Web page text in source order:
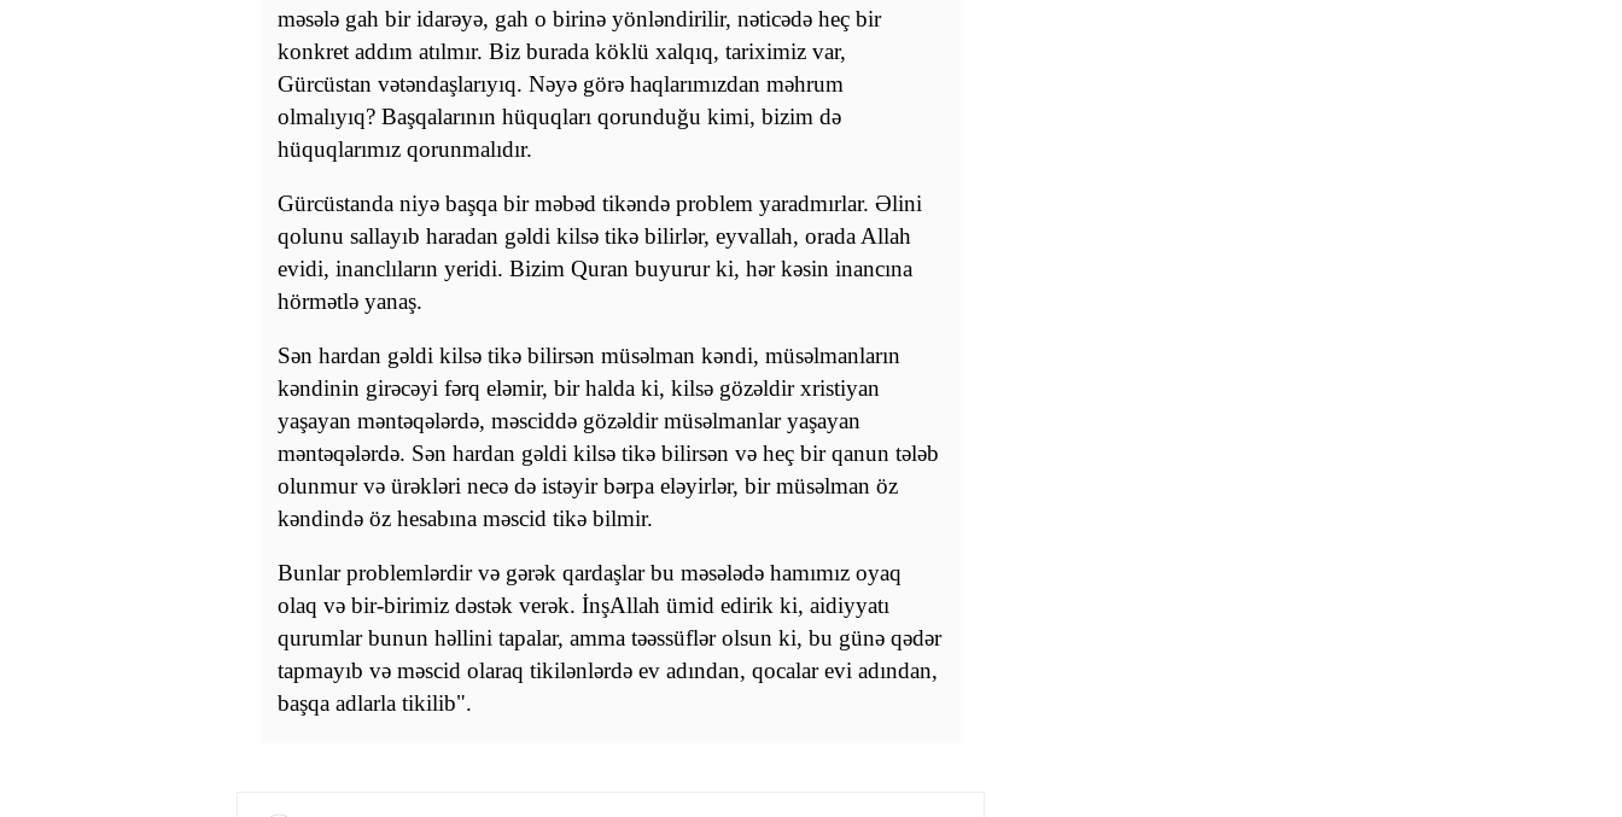
məsələ gah bir idarəyə, gah o birinə yönləndirilir, nəticədə heç bir
konkret addım atılmır. Biz burada köklü xalqıq, tariximiz var,
Gürcüstan vətəndaşlarıyıq. Nəyə görə haqlarımızdan məhrum
olmalıyıq? Başqalarının hüquqları qorunduğu kimi, bizim də
hüquqlarımız qorunmalıdır.
Gürcüstanda niyə başqa bir məbəd tikəndə problem yaradmırlar. Əlini
qolunu sallayıb haradan gəldi kilsə tikə bilirlər, eyvallah, orada Allah
evidi, inanclıların yeridi. Bizim Quran buyurur ki, hər kəsin inancına
hörmətlə yanaş.
Sən hardan gəldi kilsə tikə bilirsən müsəlman kəndi, müsəlmanların
kəndinin girəcəyi fərq eləmir, bir halda ki, kilsə gözəldir xristiyan
yaşayan məntəqələrdə, məsciddə gözəldir müsəlmanlar yaşayan
məntəqələrdə. Sən hardan gəldi kilsə tikə bilirsən və heç bir qanun tələb
olunmur və ürəkləri necə də istəyir bərpa eləyirlər, bir müsəlman öz
kəndində öz hesabına məscid tikə bilmir.
Bunlar problemlərdir və gərək qardaşlar bu məsələdə hamımız oyaq
olaq və bir-birimiz dəstək verək. İnşAllah ümid edirik ki, aidiyyatı
qurumlar bunun həllini tapalar, amma təəssüflər olsun ki, bu günə qədər
tapmayıb və məscid olaraq tikilənlərdə ev adından, qocalar evi adından,
başqa adlarla tikilib".